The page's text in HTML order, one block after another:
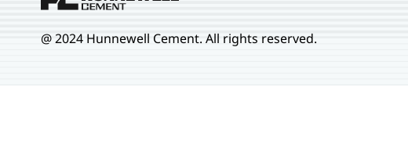
@ 2024 Hunnewell Cement. All rights reserved.